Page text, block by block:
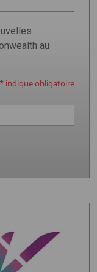
au
* indique obligatoire